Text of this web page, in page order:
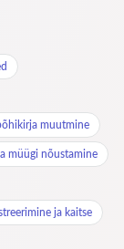
muutmine
müügi nõustamine
ja kaitse